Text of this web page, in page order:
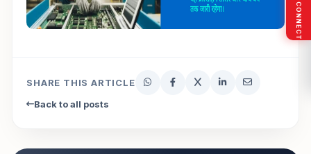
SHARE THIS ARTICLE
Back to all posts